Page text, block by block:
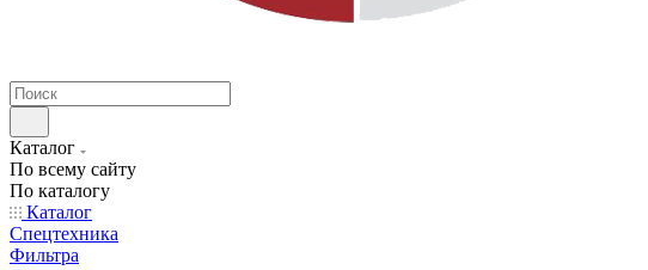
Каталог
По всему сайту
По каталогу
Каталог
Спецтехника
Фильтра